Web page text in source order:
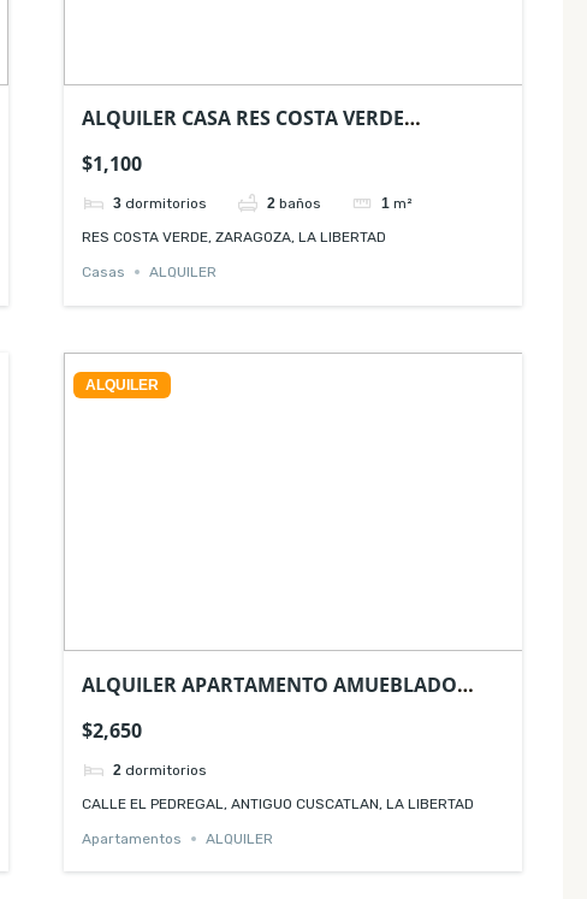
ALQUILER CASA RES COSTA VERDE
$1,100
3 dormitorios 2 baños 1 m²
RES COSTA VERDE, ZARAGOZA, LA LIBERTAD
Casas ALQUILER
ALQUILER
ALQUILER APARTAMENTO AMUEBLADO
$2,650
2 dormitorios
CALLE EL PEDREGAL, ANTIGUO CUSCATLAN, LA LIBERTAD
Apartamentos ALQUILER